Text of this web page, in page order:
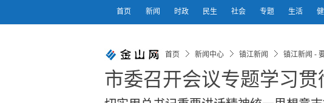
首页 新闻 时政 民生 社会 专题 生活
首页 新闻中心 镇江新闻 镇江新闻 -
市委召开会议专题学习